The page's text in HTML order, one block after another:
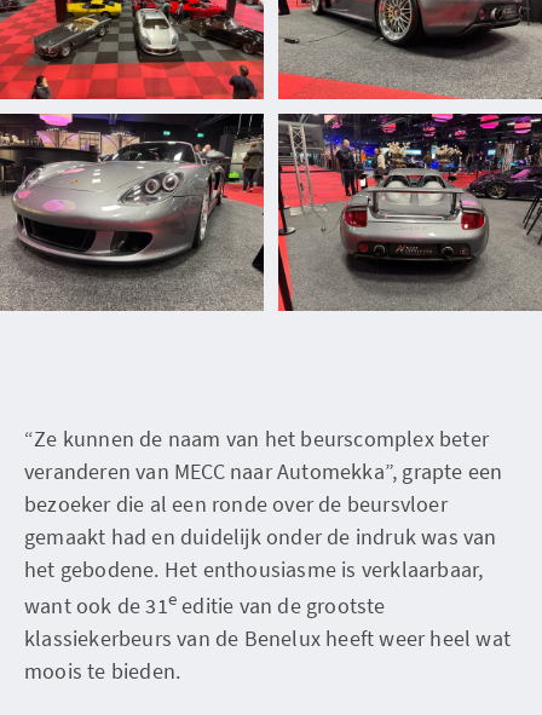
“Ze kunnen de naam van het beurscomplex beter
veranderen van MECC naar Automekka”, grapte een
bezoeker die al een ronde over de beursvloer
gemaakt had en duidelijk onder de indruk was van
het gebodene. Het enthousiasme is verklaarbaar,
want ook de 31e editie van de grootste
klassiekerbeurs van de Benelux heeft weer heel wat
moois te bieden.